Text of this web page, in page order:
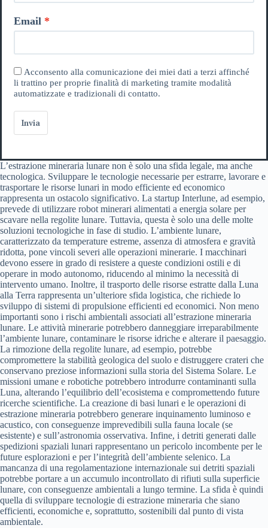
Email
Acconsento alla comunicazione dei miei dati a terzi affinché
li trattino per proprie finalità di marketing tramite modalità
automatizzate e tradizionali di contatto.
Invia
L’estrazione mineraria lunare non è solo una sfida legale, ma anche
tecnologica. Sviluppare le tecnologie necessarie per estrarre, lavorare e
trasportare le risorse lunari in modo efficiente ed economico
rappresenta un ostacolo significativo. La startup Interlune, ad esempio,
prevede di utilizzare robot minerari alimentati a energia solare per
scavare nella regolite lunare. Tuttavia, questa è solo una delle molte
soluzioni tecnologiche in fase di studio. L’ambiente lunare,
caratterizzato da temperature estreme, assenza di atmosfera e gravità
ridotta, pone vincoli severi alle operazioni minerarie. I macchinari
devono essere in grado di resistere a queste condizioni ostili e di
operare in modo autonomo, riducendo al minimo la necessità di
intervento umano. Inoltre, il trasporto delle risorse estratte dalla Luna
alla Terra rappresenta un’ulteriore sfida logistica, che richiede lo
sviluppo di sistemi di propulsione efficienti ed economici. Non meno
importanti sono i rischi ambientali associati all’estrazione mineraria
lunare. Le attività minerarie potrebbero danneggiare irreparabilmente
l’ambiente lunare, contaminare le risorse idriche e alterare il paesaggio.
La rimozione della regolite lunare, ad esempio, potrebbe
compromettere la stabilità geologica del suolo e distruggere crateri che
conservano preziose informazioni sulla storia del Sistema Solare. Le
missioni umane e robotiche potrebbero introdurre contaminanti sulla
Luna, alterando l’equilibrio dell’ecosistema e compromettendo future
ricerche scientifiche. La creazione di basi lunari e le operazioni di
estrazione mineraria potrebbero generare inquinamento luminoso e
acustico, con conseguenze imprevedibili sulla fauna locale (se
esistente) e sull’astronomia osservativa. Infine, i detriti generati dalle
spedizioni spaziali lunari rappresentano un pericolo incombente per le
future esplorazioni e per l’integrità dell’ambiente selenico. La
mancanza di una regolamentazione internazionale sui detriti spaziali
potrebbe portare a un accumulo incontrollato di rifiuti sulla superficie
lunare, con conseguenze ambientali a lungo termine. La sfida è quindi
quella di sviluppare tecnologie di estrazione mineraria che siano
efficienti, economiche e, soprattutto, sostenibili dal punto di vista
ambientale.